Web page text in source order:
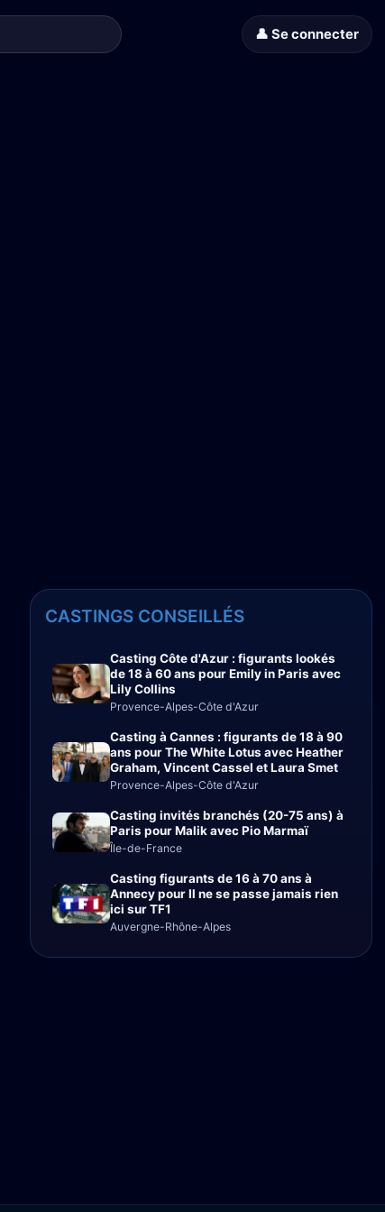
👤 Se connecter
CASTINGS CONSEILLÉS
Casting Côte d'Azur : figurants lookés
de 18 à 60 ans pour Emily in Paris avec
Lily Collins
Provence-Alpes-Côte d'Azur
Casting à Cannes : figurants de 18 à 90
ans pour The White Lotus avec Heather
Graham, Vincent Cassel et Laura Smet
Provence-Alpes-Côte d'Azur
Casting invités branchés (20-75 ans) à
Paris pour Malik avec Pio Marmaï
Île-de-France
Casting figurants de 16 à 70 ans à
Annecy pour Il ne se passe jamais rien
ici sur TF1
Auvergne-Rhône-Alpes